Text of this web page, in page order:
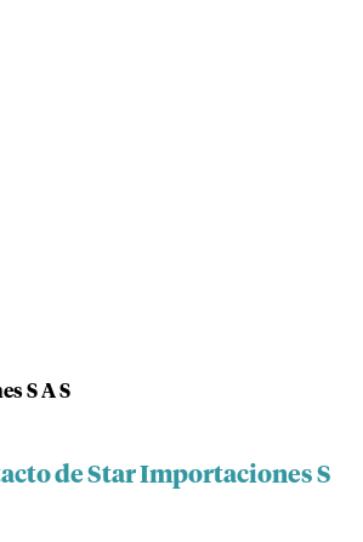
S A S
de Star Importaciones S